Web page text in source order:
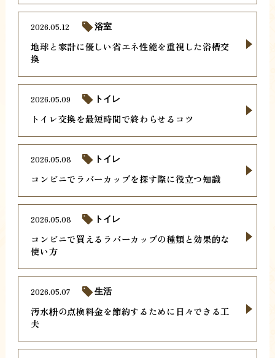
地球と家計に優しい省エネ性能を重視した浴槽交
換
2026.05.12 浴室
トイレ交換を最短時間で終わらせるコツ
2026.05.09 トイレ
コンビニでラバーカップを探す際に役立つ知識
2026.05.08 トイレ
コンビニで買えるラバーカップの種類と効果的な
使い方
2026.05.08 トイレ
汚水枡の点検料金を節約するために日々できる工
夫
2026.05.07 生活